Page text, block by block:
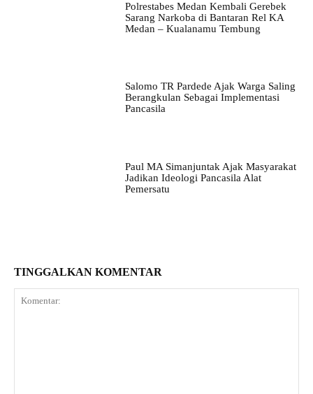
Polrestabes Medan Kembali Gerebek
Sarang Narkoba di Bantaran Rel KA
Medan – Kualanamu Tembung
Salomo TR Pardede Ajak Warga Saling
Berangkulan Sebagai Implementasi
Pancasila
Paul MA Simanjuntak Ajak Masyarakat
Jadikan Ideologi Pancasila Alat
Pemersatu
TINGGALKAN KOMENTAR